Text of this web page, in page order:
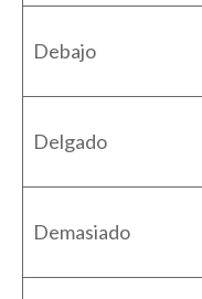
Debajo
Delgado
Demasiado